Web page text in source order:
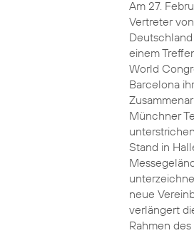
Am 27.
Vertreter
einem
World
Barcelona
Münchner
Stand in
neue
verlängert
Rahmen